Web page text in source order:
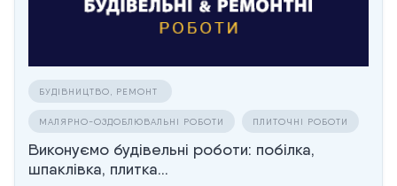
БУДІВНИЦТВО, РЕМОНТ
МАЛЯРНО-ОЗДОБЛЮВАЛЬНІ РОБОТИ ПЛИТОЧНІ РОБОТИ
Виконуємо будівельні роботи: побілка,
шпаклівка, плитка...